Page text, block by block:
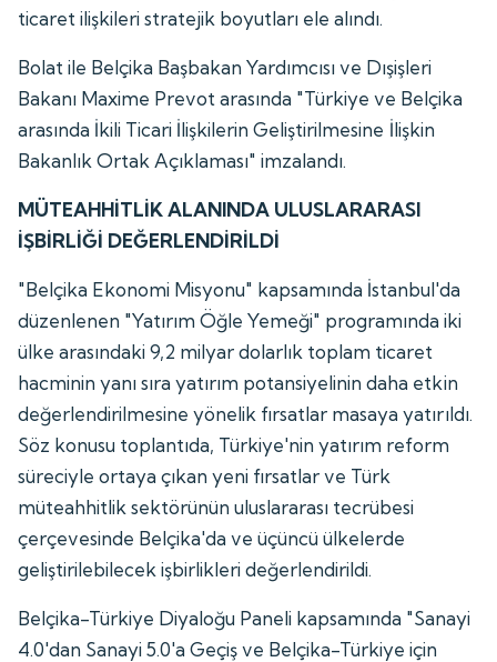
ticaret ilişkileri stratejik boyutları ele alındı.
Bolat ile Belçika Başbakan Yardımcısı ve Dışişleri
Bakanı Maxime Prevot arasında "Türkiye ve Belçika
arasında İkili Ticari İlişkilerin Geliştirilmesine İlişkin
Bakanlık Ortak Açıklaması" imzalandı.
MÜTEAHHİTLİK ALANINDA ULUSLARARASI
İŞBİRLİĞİ DEĞERLENDİRİLDİ
"Belçika Ekonomi Misyonu" kapsamında İstanbul'da
düzenlenen "Yatırım Öğle Yemeği" programında iki
ülke arasındaki 9,2 milyar dolarlık toplam ticaret
hacminin yanı sıra yatırım potansiyelinin daha etkin
değerlendirilmesine yönelik fırsatlar masaya yatırıldı.
Söz konusu toplantıda, Türkiye'nin yatırım reform
süreciyle ortaya çıkan yeni fırsatlar ve Türk
müteahhitlik sektörünün uluslararası tecrübesi
çerçevesinde Belçika'da ve üçüncü ülkelerde
geliştirilebilecek işbirlikleri değerlendirildi.
Belçika-Türkiye Diyaloğu Paneli kapsamında "Sanayi
4.0'dan Sanayi 5.0'a Geçiş ve Belçika-Türkiye için